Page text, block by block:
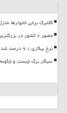
کالابرگ برخی خانوارها
حضور ۷ کشور در بزرگترین پلتفرم تبادلات تجاری حوزه ساخت وساز
نرخ بیکاری ۹،۱ درصد شد
سیگار برگ چیست و چگونه